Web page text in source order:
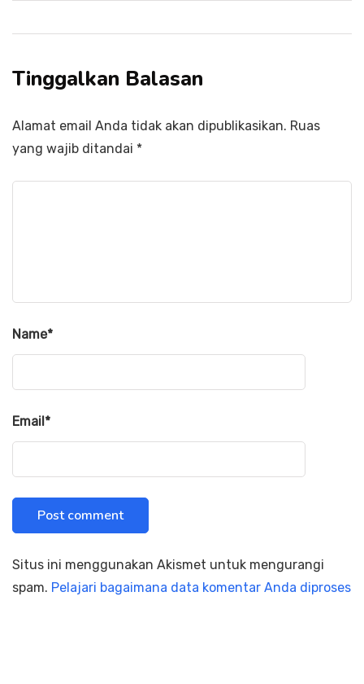
Tinggalkan Balasan
Alamat email Anda tidak akan dipublikasikan. Ruas
yang wajib ditandai *
Name*
Email*
Situs ini menggunakan Akismet untuk mengurangi
spam. Pelajari bagaimana data komentar Anda diproses